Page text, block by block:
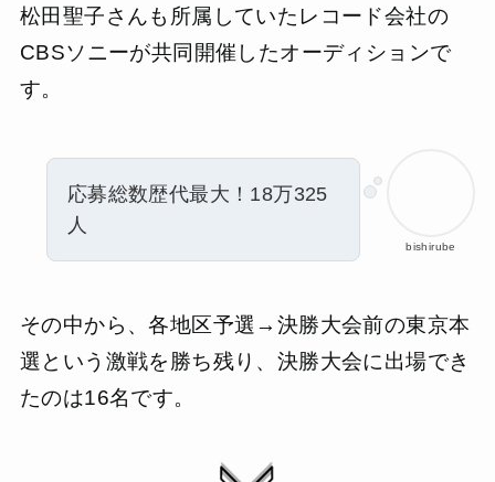
松田聖子さんも所属していたレコード会社の
CBSソニーが共同開催したオーディションで
す。
bishirube
応募総数歴代最大！18万325
人
その中から、各地区予選→決勝大会前の東京本
選という激戦を勝ち残り、決勝大会に出場でき
たのは16名です。